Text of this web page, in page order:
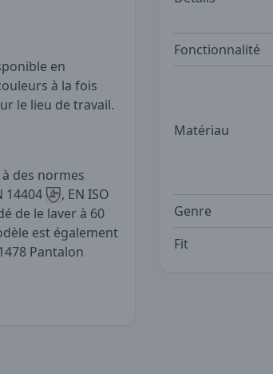
en
à la fois
le lieu de travail.
des normes
14404
, EN ISO
de le laver à 60
est également
Pantalon
Fonctionnalité
Matériau
Genre
Fit